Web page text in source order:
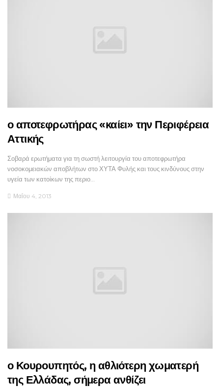
ο αποτεφρωτήρας «καίει» την Περιφέρεια
Αττικής
Σοβαρά ερωτήματα για τη σωστή λειτουργία του αποτεφρωτήρα
νοσοκομειακών αποβλήτων στο ΧΥΤΑ Φυλής και τους κινδύνους στην
υγεία των κατοίκων της περιο…
Μαΐου 4, 2013
ο Κουρουπητός, η αθλιότερη χωματερή
της Ελλάδας, σήμερα ανθίζει